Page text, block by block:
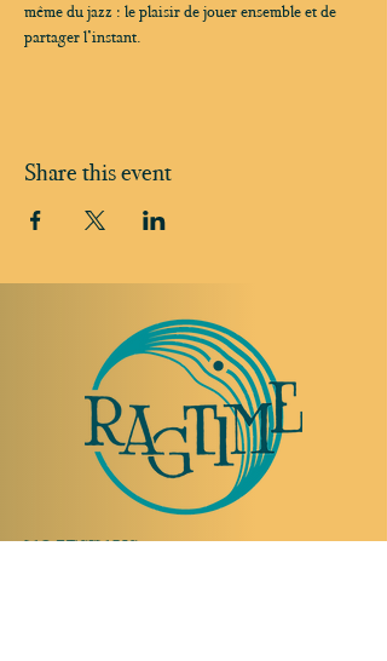
même du jazz : le plaisir de jouer ensemble et de
partager l’instant.
Share this event
TO VISIT US